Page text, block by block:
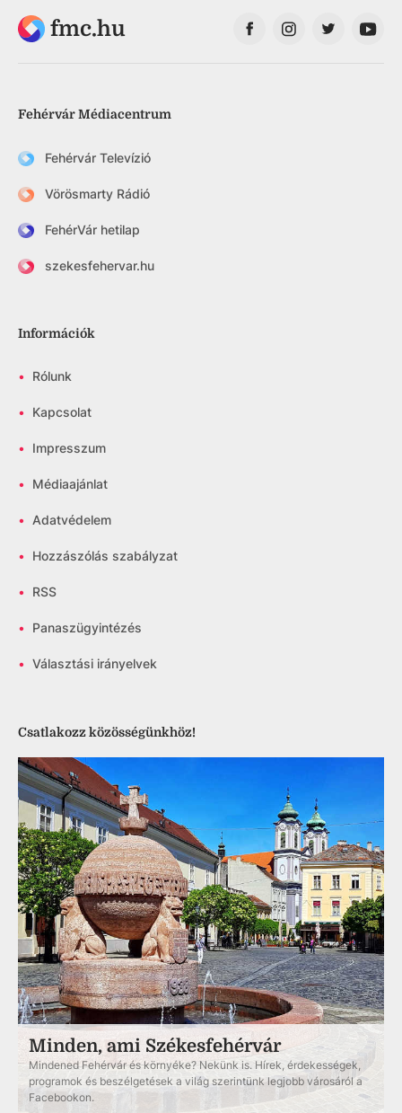
fmc.hu
Fehérvár Médiacentrum
Fehérvár Televízió
Vörösmarty Rádió
FehérVár hetilap
szekesfehervar.hu
Információk
• Rólunk
• Kapcsolat
• Impresszum
• Médiaajánlat
• Adatvédelem
• Hozzászólás szabályzat
• RSS
• Panaszügyintézés
• Választási irányelvek
Csatlakozz közösségünkhöz!
Minden, ami Székesfehérvár
Mindened Fehérvár és környéke? Nekünk is. Hírek, érdekességek,
programok és beszélgetések a világ szerintünk legjobb városáról a
Facebookon.